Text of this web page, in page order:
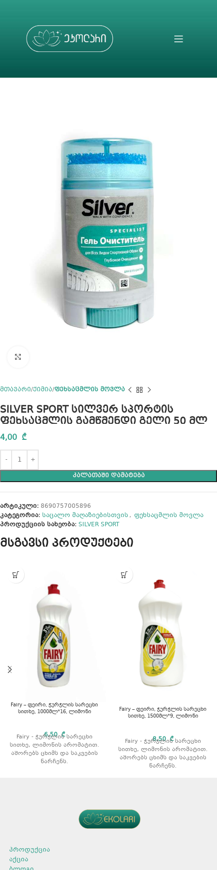
მთავარი ქიმია ფეხსაცმლის მოვლა
SILVER SPORT სილვერ სპორტის
ფეხსაცმლის გამწმენდი გელი 50 მლ
4,00 ₾
ᲙᲐᲚᲐᲗᲐᲨᲘ ᲓᲐᲛᲐᲢᲔᲑᲐ
არტიკული: 8690757005896
კატეგორია: საცალო მაღაზიებისთვის , ფეხსაცმლის მოვლა
პროდუქციის სახეობა: SILVER SPORT
მსგავსი პროდუქტები
Fairy – ფეირი, ჭურჭლის სარეცხი
სითხე, 1000მლ*16, ლიმონი
6,50₾
Fairy - ჭურჭლის სარეცხი
სითხე, ლიმონის არომატით.
აშორებს ცხიმს და საკვების
ნარჩენს.
მოცულობა: 1000 მლ.
რაოდენობა შეფუთვაში: 16
არომატი: ლიმონი.
Fairy – ფეირი, ჭურჭლის სარეცხი
სითხე, 1500მლ*9, ლიმონი
8,50₾
Fairy - ჭურჭლის სარეცხი
სითხე, ლიმონის არომატით.
აშორებს ცხიმს და საკვების
ნარჩენს.
პროდუქტის ტიპი: სითხე.
მოცულობა: 1500 მლ.
რაოდენობა შეფუთვაში: 9
პროდუქცია
აქცია